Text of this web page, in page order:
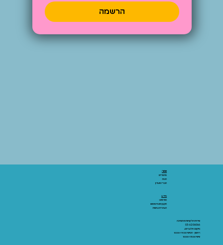
הרשמה
שירות הלקוחות והתמיכה
03-6206066
מיקום: אלנבי 43
ראשון - חמישי 10:00-19:00
שישי 10:00-15:00
אתר:
מאמרים
חנות
חברי מועדון
מידע:
אודותינו
תקנון ותנאי שימוש
הצהרת נגישות